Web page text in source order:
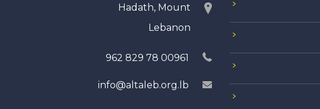
Hadath, Mount
Lebanon
00961 78 829 962
info@altaleb.org.lb